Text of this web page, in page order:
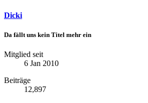
Dicki
Da fällt uns kein Titel mehr ein
Mitglied seit
6 Jan 2010
Beiträge
12,897